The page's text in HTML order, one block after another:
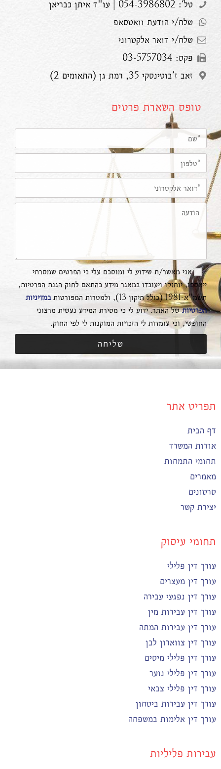
טל': 054-3986802 | עו"ד איתן כבריאן
שלח/י הודעת וואטסאפ
שלח/י דואר אלקטרוני
פקס: 03-5757034
זאב ז'בוטינסקי 35, רמת גן (התאומים 2)
טופס השארת פרטים
אני מאשר/ת שידוע לי ומוסכם עלי כי הפרטים שמסרתי
ייאספו, יוחזקו ויעובדו במאגר מידע בהתאם לחוק הגנת הפרטיות,
תשמ"א-1981 (כולל תיקון 13), ולמטרות המפורטות
במדיניות
הפרטיותשל האתר. ידוע לי כי מסירת המידע נעשית מרצוני
החופשי, וכי עומדות לי הזכויות המוקנות לי לפי החוק.
שליחה
תפריט אתר
דף הבית
אודות המשרד
תחומי התמחות
מאמרים
סרטונים
יצירת קשר
תחומי עיסוק
עורך דין פלילי
עורך דין מעצרים
עורך דין נפגעי עבירה
עורך דין עבירות מין
עורך דין עבירות המתה
עורך דין צווארון לבן
עורך דין פלילי מיסים
עורך דין פלילי נוער
עורך דין פלילי צבאי
עורך דין עבירות ביטחון
עורך דין אלימות במשפחה
עבירות פליליות